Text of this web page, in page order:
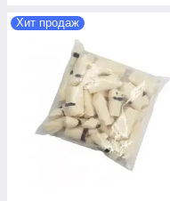
Хит продаж